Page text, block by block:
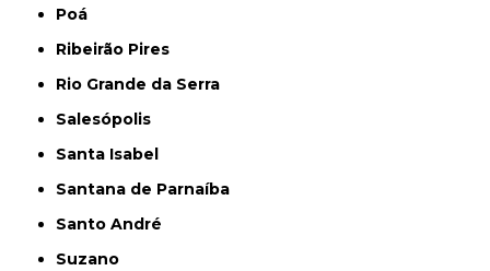
Poá
Ribeirão Pires
Rio Grande da Serra
Salesópolis
Santa Isabel
Santana de Parnaíba
Santo André
Suzano